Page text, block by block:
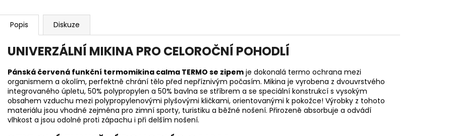
Popis Diskuze
UNIVERZÁLNÍ MIKINA PRO CELOROČNÍ POHODLÍ
Pánská červená funkční termomikina calma TERMO se zipem je dokonalá termo ochrana mezi
organismem a okolím, perfektně chrání tělo před nepříznivým počasím. Mikina je vyrobena z dvouvrstvého
integrovaného úpletu, 50% polypropylen a 50% bavlna se stříbrem a se speciální konstrukcí s vysokým
obsahem vzduchu mezi polypropylenovými plyšovými kličkami, orientovanými k pokožce! Výrobky z tohoto
materiálu jsou vhodné zejména pro zimní sporty, turistiku a běžné nošení. Přirozeně absorbuje a odvádí
vlhkost a jsou odolné proti zápachu i při delším nošení.